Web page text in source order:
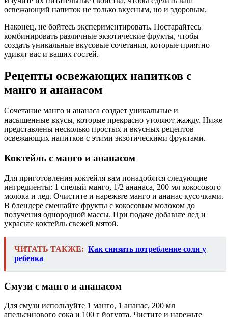
освежающий напиток не только вкусным, но и здоровым.
Наконец, не бойтесь экспериментировать. Постарайтесь
комбинировать различные экзотические фрукты, чтобы
создать уникальные вкусовые сочетания, которые приятно
удивят вас и ваших гостей.
Рецепты освежающих напитков с
манго и ананасом
Сочетание манго и ананаса создает уникальные и
насыщенные вкусы, которые прекрасно утоляют жажду. Ниже
представлены несколько простых и вкусных рецептов
освежающих напитков с этими экзотическими фруктами.
Коктейль с манго и ананасом
Для приготовления коктейля вам понадобятся следующие
ингредиенты: 1 спелый манго, 1/2 ананаса, 200 мл кокосового
молока и лед. Очистите и нарежьте манго и ананас кусочками.
В блендере смешайте фрукты с кокосовым молоком до
получения однородной массы. При подаче добавьте лед и
украсьте коктейль свежей мятой.
ЧИТАТЬ ТАКЖЕ: Как снизить потребление соли у
ребенка
Смузи с манго и ананасом
Для смузи используйте 1 манго, 1 ананас, 200 мл
апельсинового сока и 100 г йогурта. Чистите и нарежьте